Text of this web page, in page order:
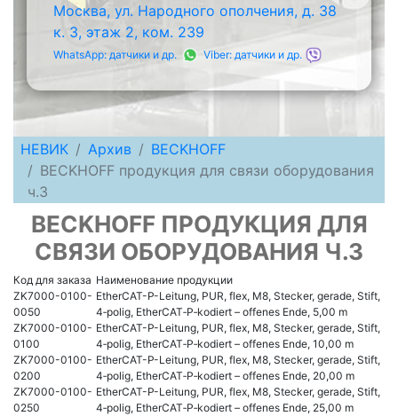
Москва, ул. Народного ополчения, д. 38
к. 3, этаж 2, ком. 239
WhatsApp: датчики и др. Viber: датчики и др.
НЕВИК Архив
BECKHOFF
BECKHOFF продукция для связи оборудования
ч.3
BECKHOFF ПРОДУКЦИЯ ДЛЯ
СВЯЗИ ОБОРУДОВАНИЯ Ч.3
Код для заказа Наименование продукции
ZK7000-0100-
0050
EtherCAT-P-Leitung, PUR, flex, M8, Stecker, gerade, Stift,
4‑polig, EtherCAT‑P‑kodiert – offenes Ende, 5,00 m
ZK7000-0100-
0100
EtherCAT-P-Leitung, PUR, flex, M8, Stecker, gerade, Stift,
4‑polig, EtherCAT‑P‑kodiert – offenes Ende, 10,00 m
ZK7000-0100-
0200
EtherCAT-P-Leitung, PUR, flex, M8, Stecker, gerade, Stift,
4‑polig, EtherCAT‑P‑kodiert – offenes Ende, 20,00 m
ZK7000-0100-
0250
EtherCAT-P-Leitung, PUR, flex, M8, Stecker, gerade, Stift,
4‑polig, EtherCAT‑P‑kodiert – offenes Ende, 25,00 m